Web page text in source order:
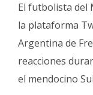
Tecnología
Gastronomía
Salud
El futbolista del
la plataforma
Argentina de
reacciones
el mendocino